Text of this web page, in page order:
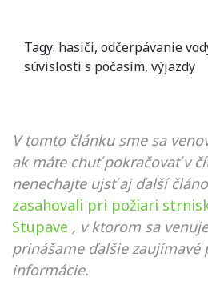
Tagy: hasiči, odčerpávanie
súvislosti s počasím, výjazdy
V tomto článku sme sa
ak máte chuť pokračovať v
nenechajte ujsť aj ďalší
zasahovali pri požiari
Stupave , v ktorom sa
prinášame ďalšie zaujímavé
informácie.